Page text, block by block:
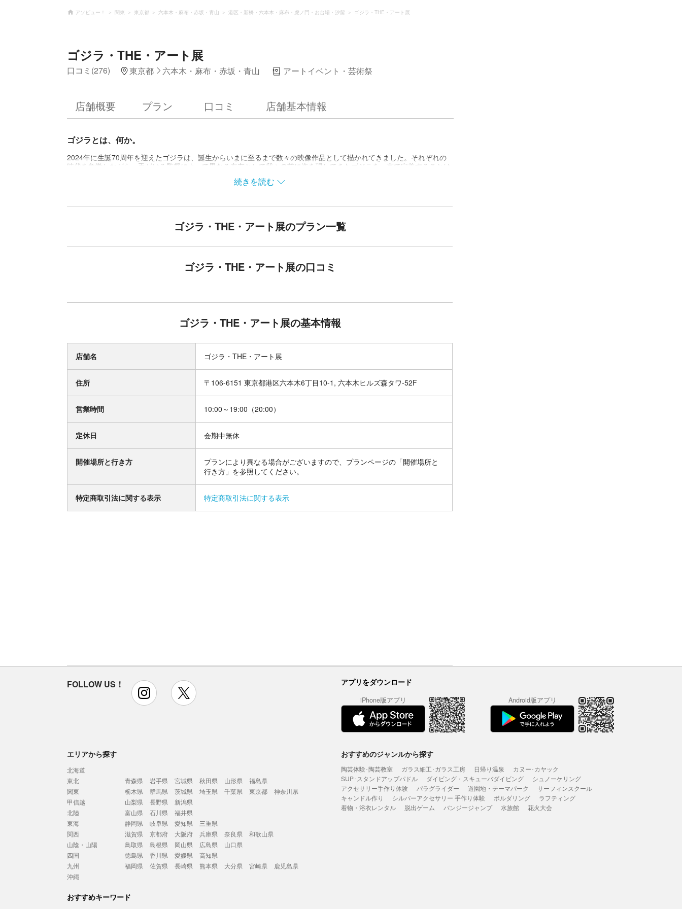
アソビュー！ 関東 東京都 六本木・麻布・赤坂・青山 港区・新橋・六本木・麻布・虎ノ門・お台場・汐留 ゴジラ・THE・アート展
ゴジラ・THE・アート展
口コミ(276) 東京都 六本木・麻布・赤坂・青山 アートイベント・芸術祭
店舗概要 プラン 口コミ 店舗基本情報
ゴジラとは、何か。
2024年に生誕70周年を迎えたゴジラは、誕生からいまに至るまで数々の映像作品として描かれてきました。それぞれの
時代を象徴しながら、手がける監督によって異なる存在として我々の前に姿を現してきたゴジラを一言で定義することは
現代に生きる国内外のアーティストたちが「ゴジラとは、何か。」という問いに対し、自身の答えをアート作品として展
続きを読む
ゴジラ・THE・アート展のプラン一覧
ゴジラ・THE・アート展の口コミ
ゴジラ・THE・アート展の基本情報
店舗名 ゴジラ・THE・アート展
住所 〒106-6151 東京都港区六本木6丁目10-1, 六本木ヒルズ森タワ-52F
営業時間 10:00～19:00（20:00）
定休日 会期中無休
開催場所と行き方
プランにより異なる場合がございますので、プランページの「開催場所と
行き方」を参照してください。
特定商取引法に関する表示 特定商取引法に関する表示
FOLLOW US！ instagram アプリをダウンロード
iPhone版アプリ Android版アプリ
エリアから探す
北海道
東北
青森県 岩手県 宮城県 秋田県 山形県
福島県
関東
栃木県 群馬県 茨城県 埼玉県 千葉県 東京都
神奈川県
甲信越
山梨県 長野県
新潟県
北陸
富山県 石川県
福井県
東海
静岡県 岐阜県 愛知県
三重県
関西
滋賀県 京都府 大阪府 兵庫県 奈良県
和歌山県
山陰・山陽
鳥取県 島根県 岡山県 広島県
山口県
四国
徳島県 香川県 愛媛県
高知県
九州
福岡県 佐賀県 長崎県 熊本県 大分県 宮崎県
鹿児島県
沖縄
おすすめのジャンルから探す
陶芸体験･陶芸教室 ガラス細工･ガラス工房 日帰り温泉
カヌー･カヤック
SUP･スタンドアップパドル
ダイビング・スキューバダイビング
シュノーケリング
アクセサリー手作り体験
パラグライダー 遊園地・テーマパーク
サーフィンスクール
キャンドル作り
シルバーアクセサリー 手作り体験 ボルダリング
ラフティング
着物・浴衣レンタル
脱出ゲーム バンジージャンプ 水族館 花火大会
おすすめキーワード